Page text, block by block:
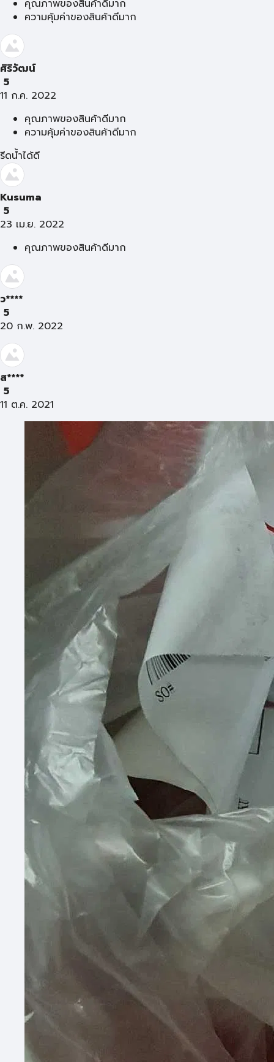
คุณภาพของสินค้าดีมาก
ความคุ้มค่าของสินค้าดีมาก
ศิริวัฒน์
5
11 ก.ค. 2022
คุณภาพของสินค้าดีมาก
ความคุ้มค่าของสินค้าดีมาก
รีดน้ำได้ดี
Kusuma
5
23 เม.ย. 2022
คุณภาพของสินค้าดีมาก
ว****
5
20 ก.พ. 2022
ส****
5
11 ต.ค. 2021